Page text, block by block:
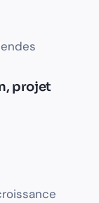
projet